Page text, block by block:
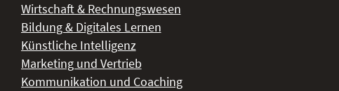
Wirtschaft & Rechnungswesen
Bildung & Digitales Lernen
Künstliche Intelligenz
Marketing und Vertrieb
Kommunikation und Coaching